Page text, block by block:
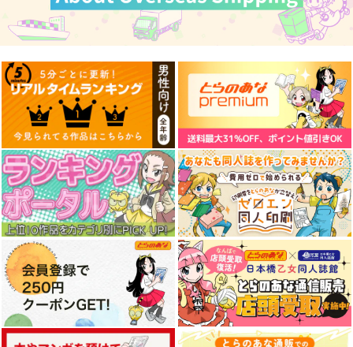
カート カート カート
ウマ娘 メジロアルダ
ン 防水ステッカー
コパン
440円（税込）
メジロアルダン
サンプル
サンプル
作品詳細
サンプル
作品詳細
サンプル
作品詳細
ウマ娘 オグリキャッ
プ スマホサイズ防水
ステッカー
コパン
440円 （税込）
オグリキャップ
C106新作アーモンド
アイB2タペストリー
魔法新撰組
1,760円 （税込）
アーモンドアイ
C106新作キタサンブ
ラックB2タペストリ
ー
魔法新撰組
1,760円（税込）
キタサンブラック